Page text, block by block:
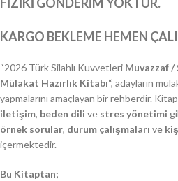
KARGO BEKLEME HEMEN
“2026 Türk Silahlı Kuvvetleri Muvazzaf /
Mülakat Hazırlık Kitabı“, adayların
yapmalarını amaçlayan bir rehberdir.
iletişim, beden dili ve stres yönetimi
örnek sorular, durum çalışmaları ve
içermektedir.
Bu Kitaptan;